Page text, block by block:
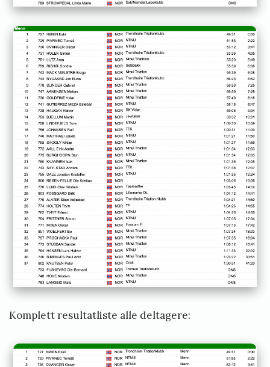
Komplett resultatliste alle deltagere: